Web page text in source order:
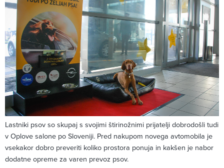
Lastniki psov so skupaj s svojimi štirinožnimi prijatelji dobrodošli tudi
v Oplove salone po Sloveniji. Pred nakupom novega avtomobila je
vsekakor dobro preveriti koliko prostora ponuja in kakšen je nabor
dodatne opreme za varen prevoz psov.